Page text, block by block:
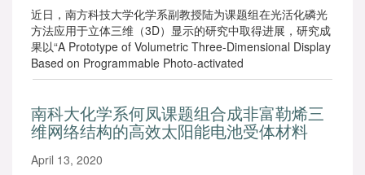
近日，南方科技大学化学系副教授陆为课题组在光活化磷光
方法应用于立体三维（3D）显示的研究中取得进展，研究成
果以“A Prototype of Volumetric Three-Dimensional Display
Based on Programmable Photo-activated
Phosphorescence”（《基于可程控光活化磷光发射的立体三
Chemie International Edition）上发表。
南科大化学系何凤课题组合成非富勒烯三
维网络结构的高效太阳能电池受体材料
April 13, 2020